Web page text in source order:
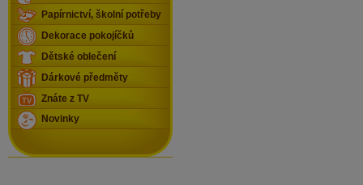
Papírnictví, školní potřeby
Dekorace pokojíčků
Dětské oblečení
Dárkové předměty
Znáte z TV
Novinky